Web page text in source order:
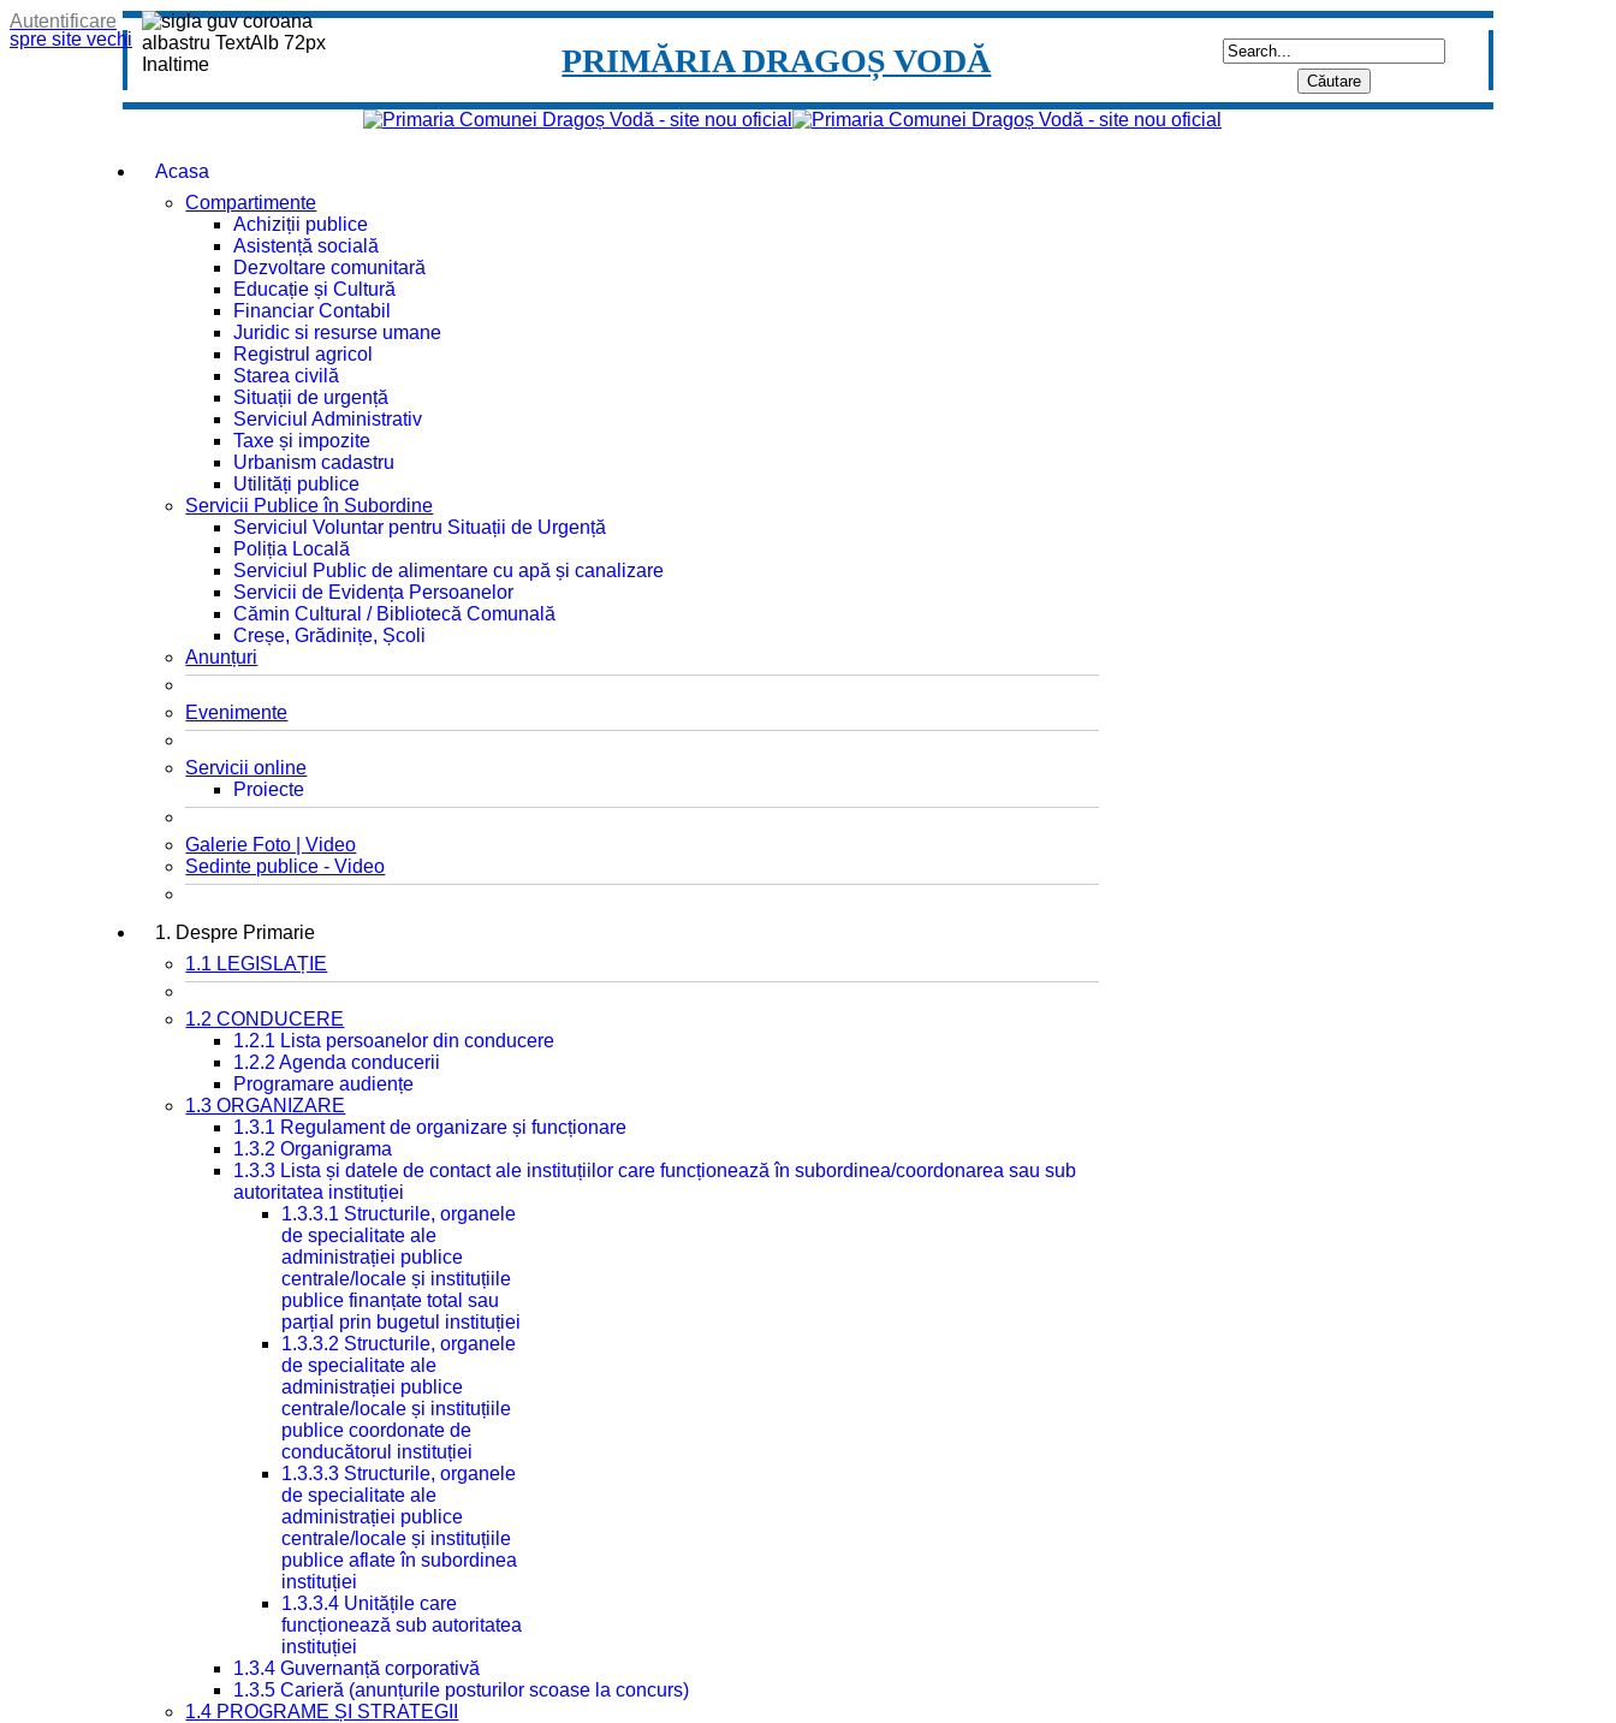
spre site vechi
Autentificare
PRIMĂRIA DRAGOȘ VODĂ
Acasa
Compartimente
Achiziții publice
Asistență socială
Dezvoltare comunitară
Educație și Cultură
Financiar Contabil
Juridic si resurse umane
Registrul agricol
Starea civilă
Situații de urgență
Serviciul Administrativ
Taxe și impozite
Urbanism cadastru
Utilități publice
Servicii Publice în Subordine
Serviciul Voluntar pentru Situații de Urgență
Poliția Locală
Serviciul Public de alimentare cu apă și canalizare
Servicii de Evidența Persoanelor
Cămin Cultural / Bibliotecă Comunală
Creșe, Grădinițe, Școli
Anunțuri
Evenimente
Servicii online
Proiecte
Galerie Foto | Video
Sedinte publice - Video
1. Despre Primarie
1.1 LEGISLAȚIE
1.2 CONDUCERE
1.2.1 Lista persoanelor din conducere
1.2.2 Agenda conducerii
Programare audiențe
1.3 ORGANIZARE
1.3.1 Regulament de organizare și funcționare
1.3.2 Organigrama
1.3.3 Lista și datele de contact ale instituțiilor care funcționează în subordinea/coordonarea sau sub
autoritatea instituției
1.3.3.1 Structurile, organele
de specialitate ale
administrației publice
centrale/locale și instituțiile
publice finanțate total sau
parțial prin bugetul instituției
1.3.3.2 Structurile, organele
de specialitate ale
administrației publice
centrale/locale și instituțiile
publice coordonate de
conducătorul instituției
1.3.3.3 Structurile, organele
de specialitate ale
administrației publice
centrale/locale și instituțiile
publice aflate în subordinea
instituției
1.3.3.4 Unitățile care
funcționează sub autoritatea
instituției
1.3.4 Guvernanță corporativă
1.3.5 Carieră (anunțurile posturilor scoase la concurs)
1.4 PROGRAME ȘI STRATEGII